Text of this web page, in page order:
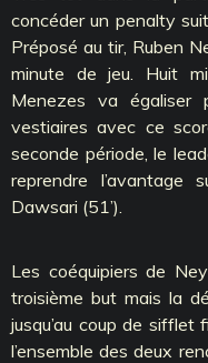
concéder un penalty
Préposé au tir, Ruben
minute de jeu. Huit
Menezes va
vestiaires avec ce
seconde période, le
reprendre l’avantage
Dawsari (51’).
Les coéquipiers de
troisième but mais la
jusqu’au coup de sifflet
l’ensemble des deux